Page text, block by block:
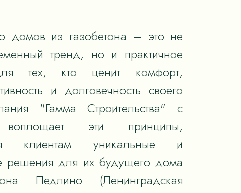
домов из газобетона – это не
тренд, но и практичное
тех, кто ценит комфорт,
и долговечность своего
"Гамма Строительства" с
воплощает эти принципы,
клиентам уникальные и
решения для их будущего дома
Педлино (Ленинградская